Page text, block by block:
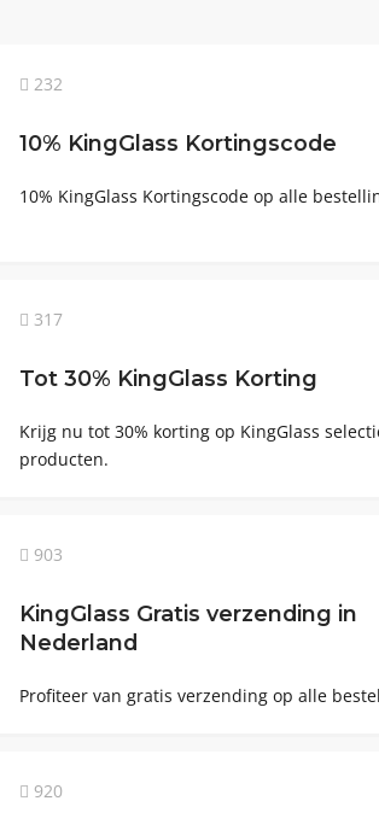
232
10% KingGlass Kortingscode
10% KingGlass Kortingscode op alle
317
Tot 30% KingGlass Korting
Krijg nu tot 30% korting op KingGlass
producten.
903
KingGlass Gratis verzending in
Nederland
Profiteer van gratis verzending op alle
920